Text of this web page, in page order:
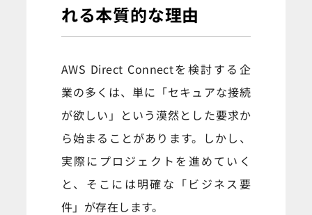
れる本質的な理由
AWS Direct Connectを検討する企
業の多くは、単に「セキュアな接続
が欲しい」という漠然とした要求か
ら始まることがあります。しかし、
実際にプロジェクトを進めていく
と、そこには明確な「ビジネス要
件」が存在します。